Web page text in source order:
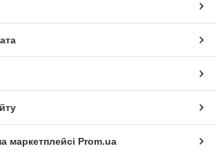
маркетплейсі Prom.ua